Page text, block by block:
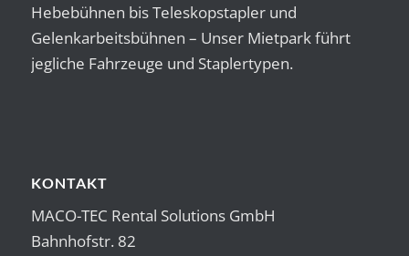
Hebebühnen bis Teleskopstapler und
Gelenkarbeitsbühnen – Unser Mietpark führt
jegliche Fahrzeuge und Staplertypen.
KONTAKT
MACO-TEC Rental Solutions GmbH
Bahnhofstr. 82